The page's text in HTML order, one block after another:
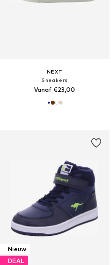
NEXT
Sneakers
Vanaf €23,00
Nieuw
DEAL